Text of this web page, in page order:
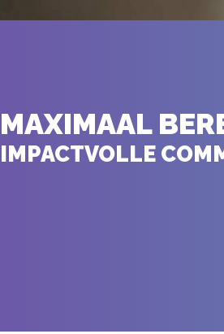
MAXIMAAL
IMPACTVOLLE